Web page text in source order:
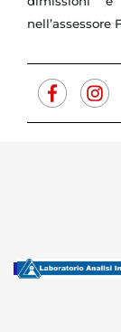
nell’assessore